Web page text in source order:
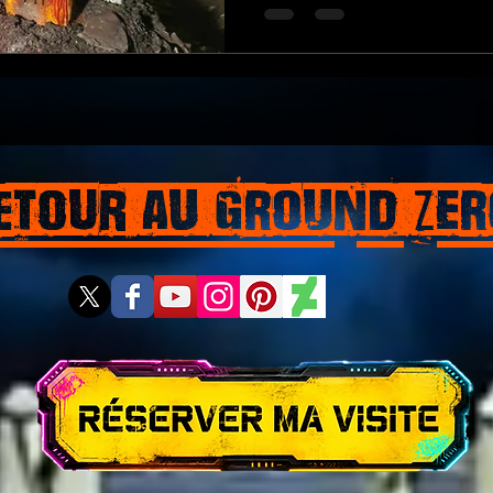
aU GROUND